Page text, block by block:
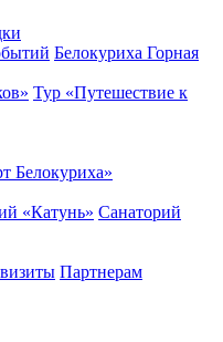
Белокуриха Горная
Тур «Путешествие к
Белокуриха»
«Катунь» Санаторий
Партнерам